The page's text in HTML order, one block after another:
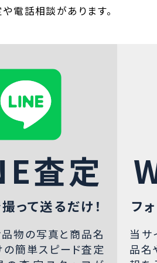
電話相談があります。
査定
って送るだけ！
物の写真と商品名
簡単スピード査定
フ
当サ
品名